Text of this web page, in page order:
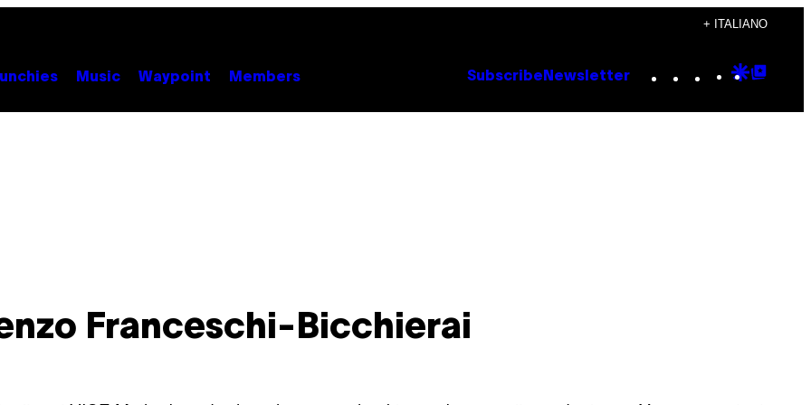
+ ITALIANO
Music Waypoint Members Subscribe Newsletter Instagram
TikTok
YouTube
Google
Franceschi-Bicchierai